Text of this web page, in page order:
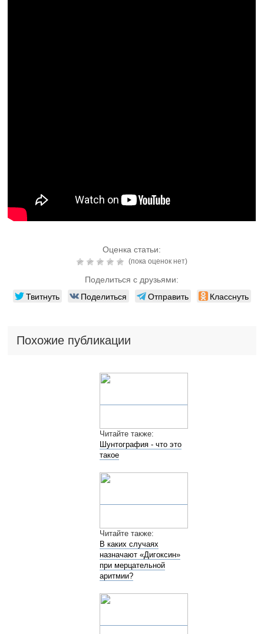
Оценка статьи:
(пока оценок нет)
Поделиться с друзьями:
Твитнуть Поделиться Отправить Класснуть
Похожие публикации
Читайте также:
Шунтография - что это
такое
Читайте также:
В каких случаях
назначают «Дигоксин»
при мерцательной
аритмии?